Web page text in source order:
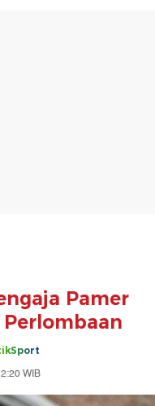
Pamer
WIB